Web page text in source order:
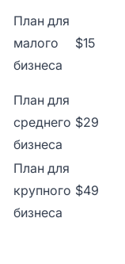
План для
малого
бизнеса
$15
План для
среднего
бизнеса
$29
План для
крупного
бизнеса
$49